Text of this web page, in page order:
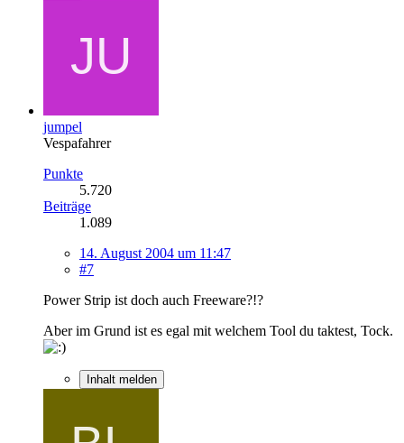
jumpel
Vespafahrer
Punkte
5.720
Beiträge
1.089
14. August 2004 um 11:47
#7
Power Strip ist doch auch Freeware?!?
Aber im Grund ist es egal mit welchem Tool du taktest, Tock.
Inhalt melden